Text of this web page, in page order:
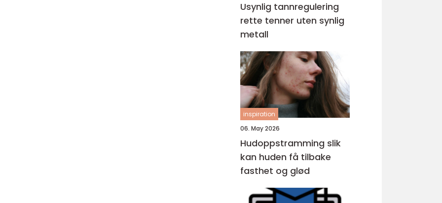
Usynlig tannregulering
rette tenner uten synlig
metall
inspiration
06. May 2026
Hudoppstramming slik
kan huden få tilbake
fasthet og glød